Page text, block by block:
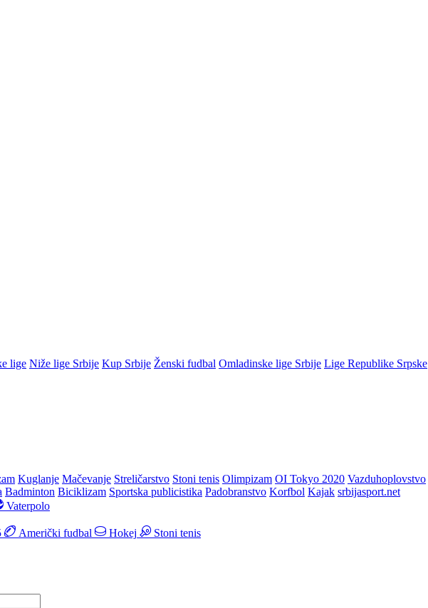
lige Niže lige Srbije Kup Srbije Ženski fudbal Omladinske lige Srbije Lige Republike Srpske
Kuglanje Mačevanje Streličarstvo Stoni tenis Olimpizam OI Tokyo 2020 Vazduhoplovstvo
Badminton Biciklizam Sportska publicistika Padobranstvo Korfbol Kajak srbijasport.net
Vaterpolo
Američki fudbal Hokej
Stoni tenis